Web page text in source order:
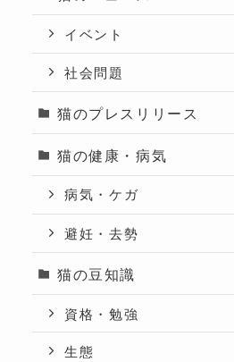
イベント
社会問題
猫のプレスリリース
猫の健康・病気
病気・ケガ
避妊・去勢
猫の豆知識
資格・勉強
生態